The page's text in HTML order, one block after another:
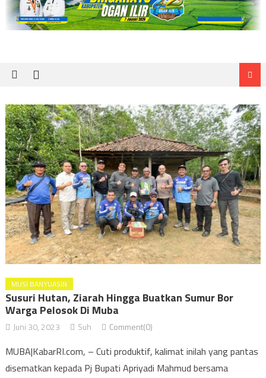
MUSI BANYUASIN
Susuri Hutan, Ziarah Hingga Buatkan Sumur Bor
Warga Pelosok Di Muba
Juni 30, 2023 Suh Comment(0)
MUBA|KabarRI.com, – Cuti produktif, kalimat inilah yang pantas
disematkan kepada Pj Bupati Apriyadi Mahmud bersama